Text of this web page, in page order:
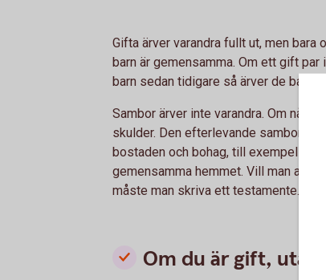
Gifta ärver varandra fullt ut, men
barn är gemensamma. Om ett gift par
barn sedan tidigare så ärver de
Sambor ärver inte varandra. Om
skulder. Den efterlevande sambon
bostaden och bohag, till exempel
gemensamma hemmet. Vill man att
måste man skriva ett testamente.
Om du är gift, utan